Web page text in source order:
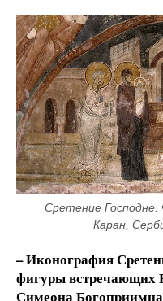
Сретение Господне.
Каран,
– Иконография
фигуры встречающих
Симеона